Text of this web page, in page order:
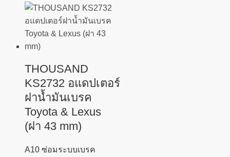
THOUSAND
KS2732 อแดปเตอร์
ฝาน้ำมันเบรค
Toyota & Lexus
(ฝา 43 mm)
A10 ซ่อมระบบเบรค